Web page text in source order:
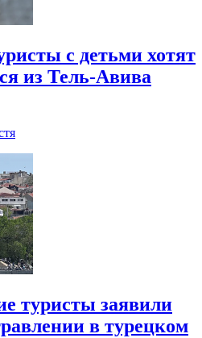
с детьми хотят
из Тель-Авива
туристы заявили
в турецком